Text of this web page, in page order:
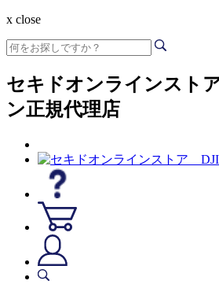
x close
セキドオンラインスト
ン正規代理店